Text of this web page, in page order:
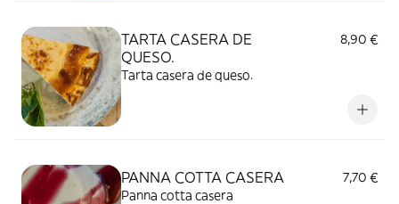
TARTA CASERA DE
QUESO.
8,90 €
Tarta casera de queso.
PANNA COTTA CASERA
7,70 €
Panna cotta casera